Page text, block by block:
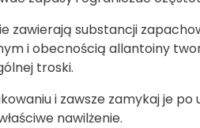
zawierają substancji
i obecnością allantoiny
troski.
i zawsze zamykaj je po
nawilżenie.